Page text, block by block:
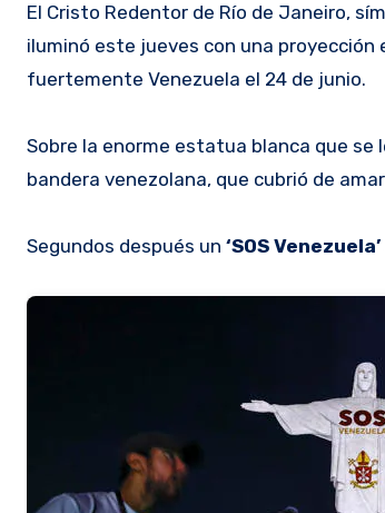
El Cristo Redentor de Río de Janeiro,
iluminó este jueves con una
fuertemente Venezuela el 24 de junio.
Sobre la enorme estatua blanca que se
bandera venezolana, que cubrió de
Segundos después un ‘SOS Venezuela’